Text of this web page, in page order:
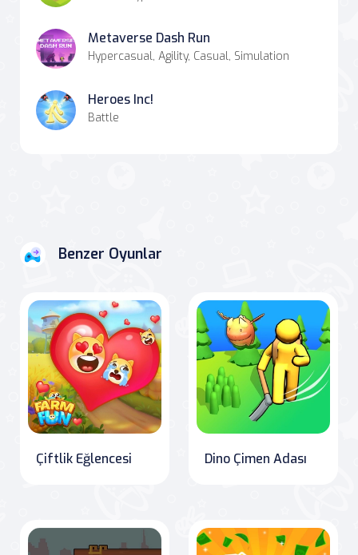
Metaverse Dash Run
Hypercasual, Agility, Casual, Simulation
Heroes Inc!
Battle
Benzer Oyunlar
Çiftlik Eğlencesi Dino Çimen Adası